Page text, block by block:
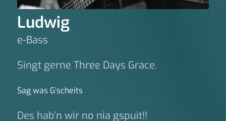
Ludwig
e-Bass
Singt gerne Three Days Grace.
Sag was G‘scheits
Des hab’n wir no nia gspuit!!